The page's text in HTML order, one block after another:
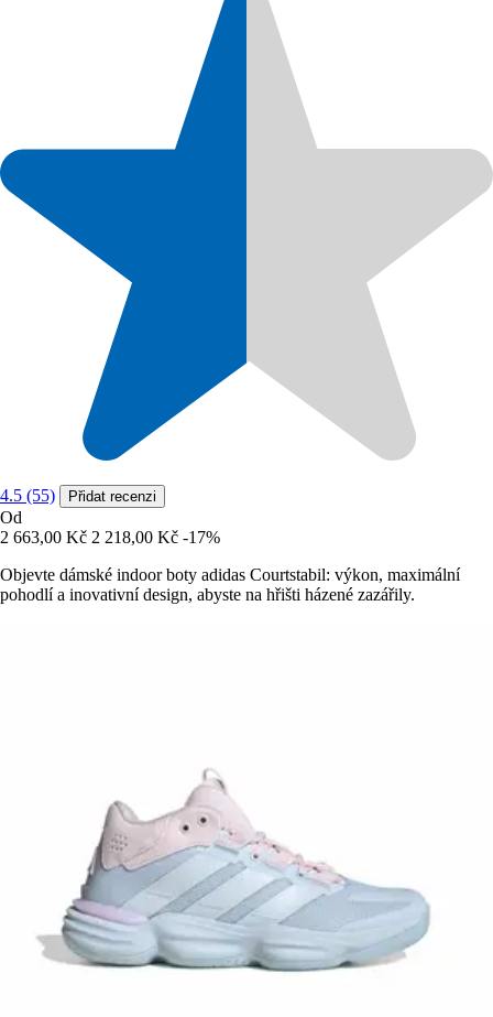
4.5 (55) Přidat recenzi
Od
2 663,00 Kč 2 218,00 Kč -17%
Objevte dámské indoor boty adidas Courtstabil: výkon, maximální
pohodlí a inovativní design, abyste na hřišti házené zazářily.